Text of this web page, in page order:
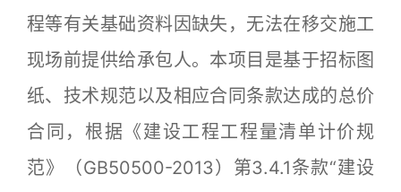
程等有关基础资料因缺失，无法在移交施工
现场前提供给承包人。本项目是基于招标图
纸、技术规范以及相应合同条款达成的总价
合同，根据《建设工程工程量清单计价规
范》（GB50500-2013）第3.4.1条款“建设